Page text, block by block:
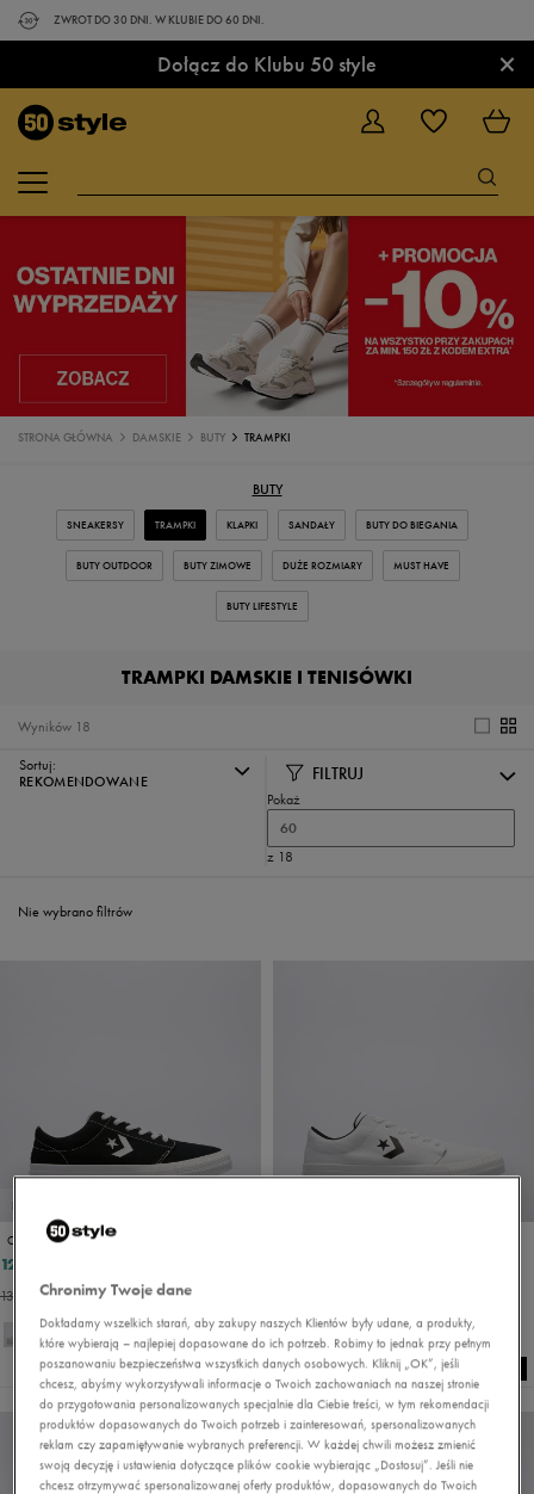
ZWROT DO 30 DNI. W KLUBIE DO 60 DNI.
Dołącz do Klubu 50 style ×
STRONA GŁÓWNA DAMSKIE BUTY TRAMPKI
BUTY
SNEAKERSY TRAMPKI KLAPKI SANDAŁY BUTY DO BIEGANIA
BUTY OUTDOOR BUTY ZIMOWE DUŻE ROZMIARY MUST HAVE
BUTY LIFESTYLE
TRAMPKI DAMSKIE I TENISÓWKI
18
Wyników
Sortuj:
REKOMENDOWANE
FILTRUJ
Pokaż
60
z 18
Nie wybrano filtrów
CONVERSE VALUE ONE STAR
125,99 zł
132,99 zł- najniższa cena
Chronimy Twoje dane
Dokładamy wszelkich starań, aby zakupy naszych Klientów były udane, a produkty,
które wybierają – najlepiej dopasowane do ich potrzeb. Robimy to jednak przy pełnym
poszanowaniu bezpieczeństwa wszystkich danych osobowych. Kliknij „OK”, jeśli
chcesz, abyśmy wykorzystywali informacje o Twoich zachowaniach na naszej stronie
do przygotowania personalizowanych specjalnie dla Ciebie treści, w tym rekomendacji
produktów dopasowanych do Twoich potrzeb i zainteresowań, spersonalizowanych
reklam czy zapamiętywanie wybranych preferencji. W każdej chwili możesz zmienić
swoją decyzję i ustawienia dotyczące plików cookie wybierając „Dostosuj”. Jeśli nie
chcesz otrzymywać spersonalizowanej oferty produktów, dopasowanych do Twoich